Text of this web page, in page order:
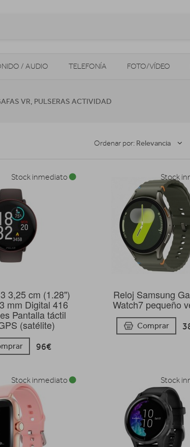
/ AUDIO TELEFONÍA FOTO/VÍDEO
VR, PULSERAS ACTIVIDAD
Ordenar por: Relevancia
3,25 cm (1.28")
mm Digital 416
Pantalla táctil
(satélite)
96€
Stock inmediato
Reloj Samsung
Watch7 pequeño
Comprar
Stock
Stock inmediato Stock